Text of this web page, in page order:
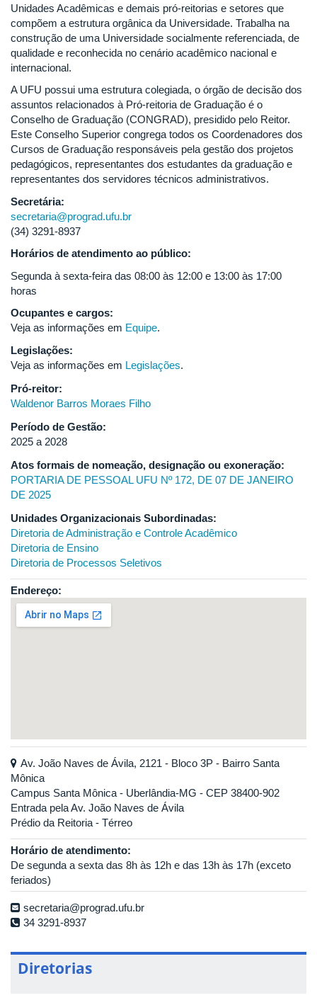
Unidades Acadêmicas e demais pró-reitorias e setores que
compõem a estrutura orgânica da Universidade. Trabalha na
construção de uma Universidade socialmente referenciada, de
qualidade e reconhecida no cenário acadêmico nacional e
internacional.
A UFU possui uma estrutura colegiada, o órgão de decisão dos
assuntos relacionados à Pró-reitoria de Graduação é o
Conselho de Graduação (CONGRAD), presidido pelo Reitor.
Este Conselho Superior congrega todos os Coordenadores dos
Cursos de Graduação responsáveis pela gestão dos projetos
pedagógicos, representantes dos estudantes da graduação e
representantes dos servidores técnicos administrativos.
Secretária:
secretaria@prograd.ufu.br
(34) 3291-8937
Horários de atendimento ao público:
Segunda à sexta-feira das 08:00 às 12:00 e 13:00 às 17:00
horas
Ocupantes e cargos:
Veja as informações em Equipe.
Legislações:
Veja as informações em Legislações.
Pró-reitor:
Waldenor Barros Moraes Filho
Período de Gestão:
2025 a 2028
Atos formais de nomeação, designação ou exoneração:
PORTARIA DE PESSOAL UFU Nº 172, DE 07 DE JANEIRO
DE 2025
Unidades Organizacionais Subordinadas:
Diretoria de Administração e Controle Acadêmico
Diretoria de Ensino
Diretoria de Processos Seletivos
Endereço:
Av. João Naves de Ávila, 2121 - Bloco 3P - Bairro Santa
Mônica
Campus Santa Mônica - Uberlândia-MG - CEP 38400-902
Entrada pela Av. João Naves de Ávila
Prédio da Reitoria - Térreo
Horário de atendimento:
De segunda a sexta das 8h às 12h e das 13h às 17h (exceto
feriados)
secretaria@prograd.ufu.br
34 3291-8937
Diretorias